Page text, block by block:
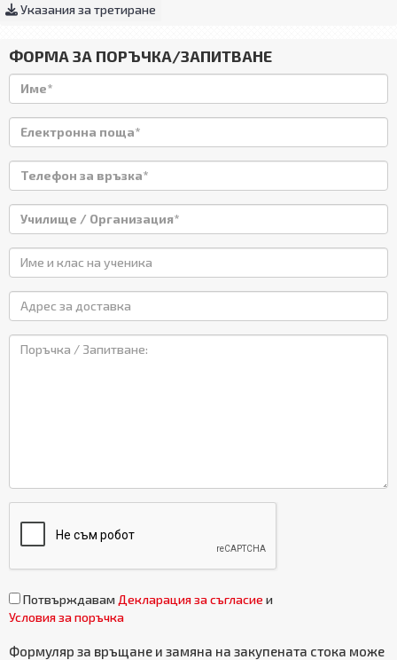
Указания за третиране
ФОРМА ЗА ПОРЪЧКА/ЗАПИТВАНЕ
Потвърждавам Декларация за съгласие и
Условия за поръчка
Формуляр за връщане и замяна на закупената стока може